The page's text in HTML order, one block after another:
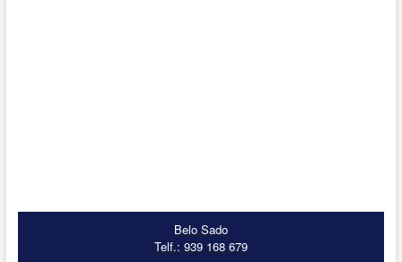
Belo Sado
Telf.: 939 168 679